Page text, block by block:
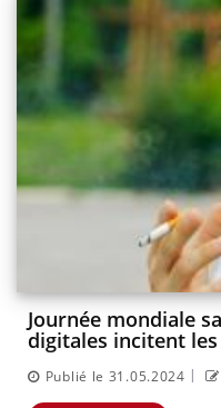
Journée mondiale
digitales incitent
Publié le 31.05.2024 |